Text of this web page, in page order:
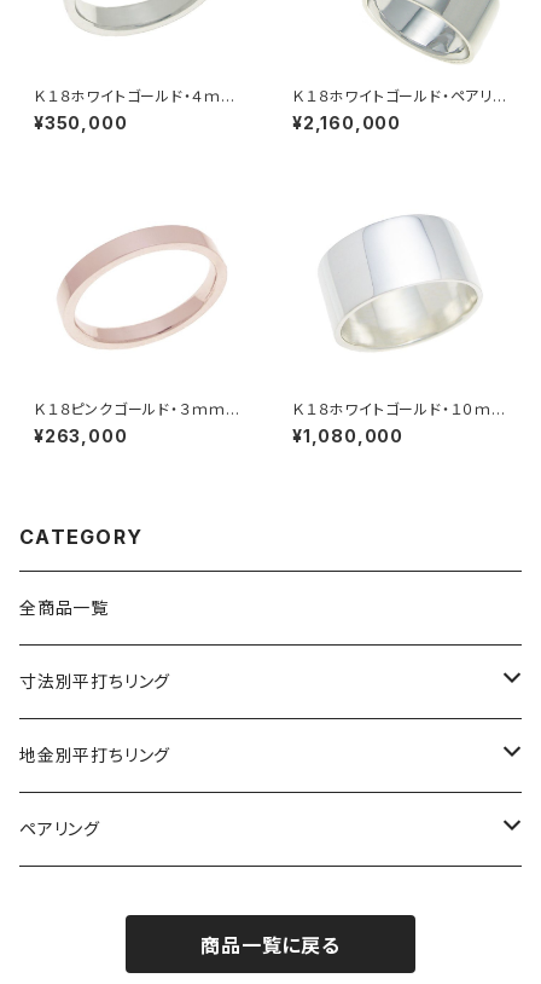
Ｋ１８ホワイトゴールド・４ｍｍ
幅・平打ちリング
¥350,000
Ｋ１８ホワイトゴールド・ペアリン
グ・１０ｍｍ幅・平打ちリング
¥2,160,000
Ｋ１８ピンクゴールド・３ｍｍ
幅・平打ちリング
¥263,000
Ｋ１８ホワイトゴールド・１０ｍ
ｍ幅・平打ちリング
¥1,080,000
CATEGORY
全商品一覧
寸法別平打ちリング
2mm幅
3mm幅
地金別平打ちリング
プラチナ９００
K18ホワイトゴールド
ペアリング
商品一覧に戻る